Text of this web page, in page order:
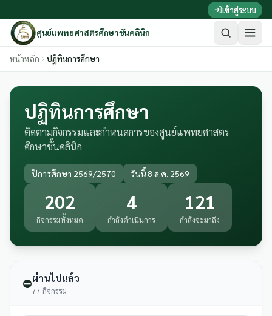
เข้าสู่ระบบ
ศูนย์แพทยศาสตรศึกษาชั้นคลินิก
หน้าหลัก ปฏิทินการศึกษา
ปฏิทินการศึกษา
ติดตามกิจกรรมและกำหนดการของศูนย์แพทยศาสตร
ศึกษาชั้นคลินิก
ปีการศึกษา 2569/2570 วันนี้ 8 ส.ค. 2569
202
กิจกรรมทั้งหมด
4
กำลังดำเนินการ
121
กำลังจะมาถึง
⛔ผ่านไปแล้ว
77 กิจกรรม